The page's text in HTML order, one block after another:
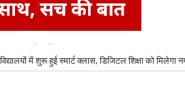
में शुरू हुई स्मार्ट क्लास, डिजिटल शिक्षा को मिलेगा